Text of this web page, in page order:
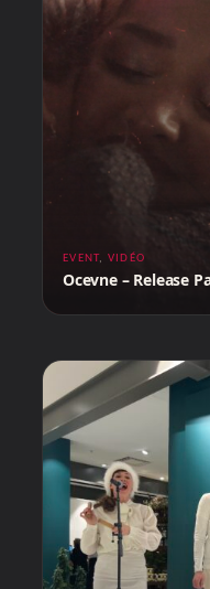
Ocevne – Release
EVENT, VIDÉO